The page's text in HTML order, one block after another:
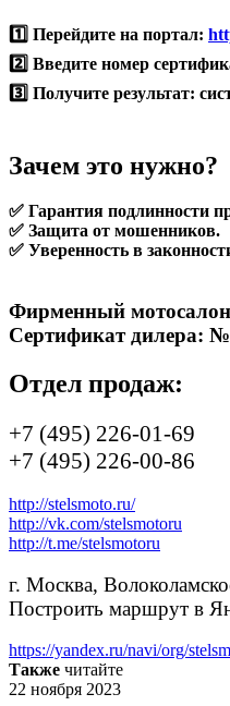
1️⃣ Перейдите на портал:
2️⃣ Введите номер
3️⃣ Получите результат:
Зачем это нужно?
✅ Гарантия подлинности
✅ Защита от мошенников.
✅ Уверенность в
Фирменный
Сертификат дилера: №
Отдел продаж:
+7 (495) 226-01-69
+7 (495) 226-00-86
http://stelsmoto.ru/
http://vk.com/stelsmotoru
http://t.me/stelsmotoru
г. Москва,
Построить маршрут в
https://yandex.ru/navi/org/
Также читайте
22 ноября 2023